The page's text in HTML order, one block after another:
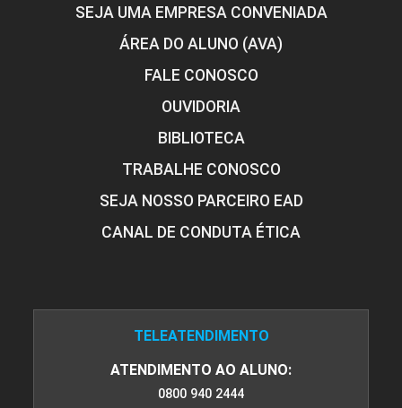
SEJA UMA EMPRESA CONVENIADA
ÁREA DO ALUNO (AVA)
FALE CONOSCO
OUVIDORIA
BIBLIOTECA
TRABALHE CONOSCO
SEJA NOSSO PARCEIRO EAD
CANAL DE CONDUTA ÉTICA
TELEATENDIMENTO
ATENDIMENTO AO ALUNO:
0800 940 2444